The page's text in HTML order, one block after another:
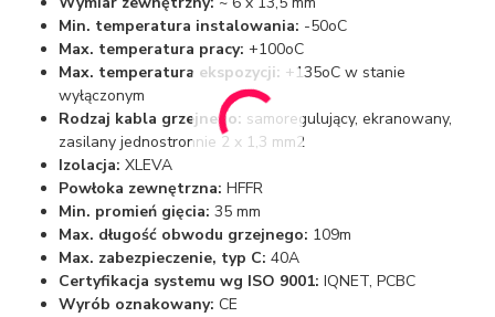
Min. temperatura instalowania: -50oC
Max. temperatura pracy: +100oC
Max. temperatura ekspozycji: +135oC w stanie
wyłączonym
Rodzaj kabla grzejnego: samoregulujący, ekranowany,
zasilany jednostronnie 2 x 1,3 mm2
Izolacja: XLEVA
Powłoka zewnętrzna: HFFR
Min. promień gięcia: 35 mm
Max. długość obwodu grzejnego: 109m
Max. zabezpieczenie, typ C: 40A
Certyfikacja systemu wg ISO 9001: IQNET, PCBC
Wyrób oznakowany: CE